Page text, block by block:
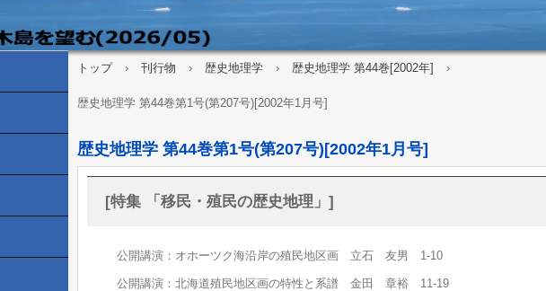
トップ › 刊行物 › 歴史地理学 › 歴史地理学 第44巻[2002年] ›
歴史地理学 第44巻第1号(第207号)[2002年1月号]
歴史地理学 第44巻第1号(第207号)[2002年1月号]
[特集 「移民・殖民の歴史地理」]
公開講演：オホーツク海沿岸の殖民地区画 立石 友男 1-10
公開講演：北海道殖民地区画の特性と系譜 金田 章裕 11-19